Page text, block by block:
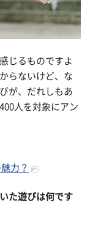
じるものですよ
らないけど、な
が、だれしもあ
人を対象にアン
力？
た遊びは何です